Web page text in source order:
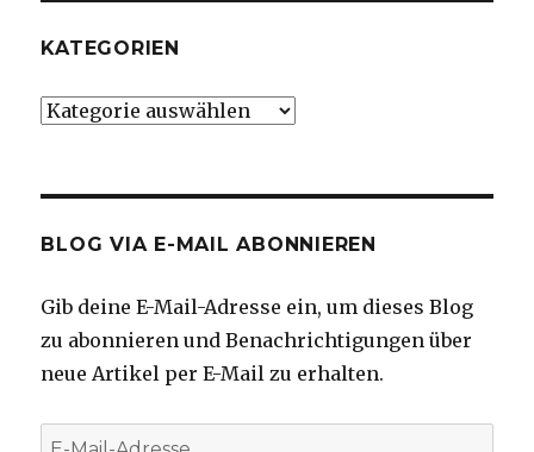
KATEGORIEN
Kategorien
BLOG VIA E-MAIL ABONNIEREN
Gib deine E-Mail-Adresse ein, um dieses Blog
zu abonnieren und Benachrichtigungen über
neue Artikel per E-Mail zu erhalten.
E-